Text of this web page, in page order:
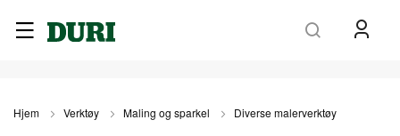
Hjem Verktøy Maling og sparkel Diverse malerverktøy